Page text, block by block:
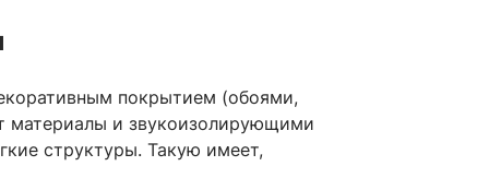
покрытием (обоями,
материалы и звукоизолирующими
структуры. Такую имеет,